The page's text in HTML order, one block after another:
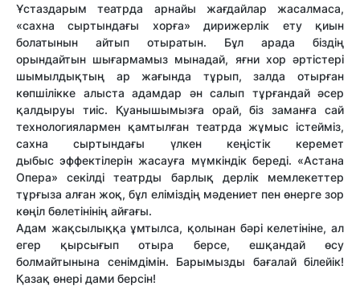
Ұстаздарым театрда арнайы жағдайлар жасалмаса,
«сахна сыртындағы хорға» дирижерлік ету қиын
болатынын айтып отыратын. Бұл арада біздің
орындайтын шығармамыз мынадай, яғни хор әртістері
шымылдықтың ар жағында тұрып, залда отырған
көпшілікке алыста адамдар ән салып тұрғандай әсер
қалдыруы тиіс. Қуанышымызға орай, біз заманға сай
технологиялармен қамтылған театрда жұмыс істейміз,
сахна сыртындағы үлкен кеңістік керемет
дыбыс эффектілерін жасауға мүмкіндік береді. «Астана
Опера» секілді театрды барлық дерлік мемлекеттер
тұрғыза алған жоқ, бұл еліміздің мәдениет пен өнерге зор
көңіл бөлетінінің айғағы.
Адам жақсылыққа ұмтылса, қолынан бәрі келетініне, ал
егер қырсығып отыра берсе, ешқандай өсу
болмайтынына сенімдімін. Барымызды бағалай білейік!
Қазақ өнері дами берсін!